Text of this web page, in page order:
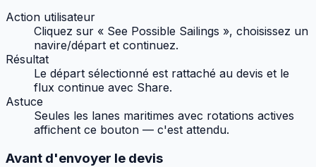
Action utilisateur
Cliquez sur « See Possible Sailings », choisissez un
navire/départ et continuez.
Résultat
Le départ sélectionné est rattaché au devis et le
flux continue avec Share.
Astuce
Seules les lanes maritimes avec rotations actives
affichent ce bouton — c'est attendu.
Avant d'envoyer le devis